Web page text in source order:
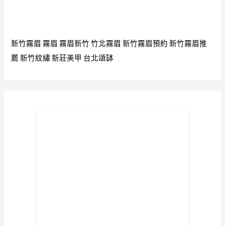
推
薦
新竹霧眉 霧眉 霧眉新竹 竹北霧眉 新竹霧眉預約 新竹霧眉推
薦 新竹紋繡 新莊美甲 台北頌缽